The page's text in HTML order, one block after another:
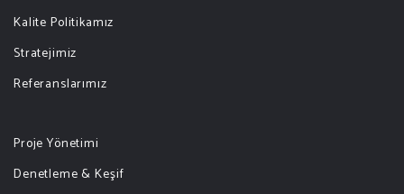
Kalite Politikamız
Stratejimiz
Referanslarımız
Proje Yönetimi
Denetleme & Keşif